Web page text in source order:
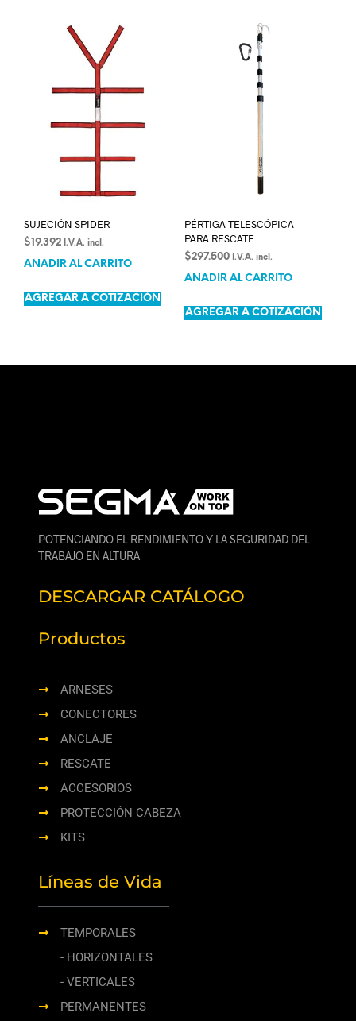
SUJECIÓN SPIDER
$19.392 I.V.A. incl.
AÑADIR AL CARRITO
AGREGAR A COTIZACIÓN
PÉRTIGA TELESCÓPICA
PARA RESCATE
$297.500 I.V.A. incl.
AÑADIR AL CARRITO
AGREGAR A COTIZACIÓN
POTENCIANDO EL RENDIMIENTO Y LA SEGURIDAD DEL
TRABAJO EN ALTURA
DESCARGAR CATÁLOGO
Productos
ARNESES
CONECTORES
ANCLAJE
RESCATE
ACCESORIOS
PROTECCIÓN CABEZA
KITS
Líneas de Vida
TEMPORALES
- HORIZONTALES
- VERTICALES
PERMANENTES